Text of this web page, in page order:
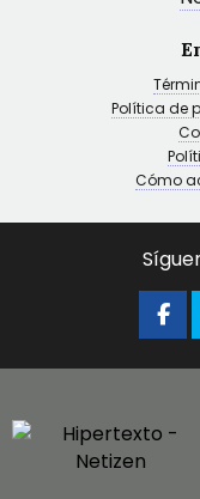
Política de
Cómo